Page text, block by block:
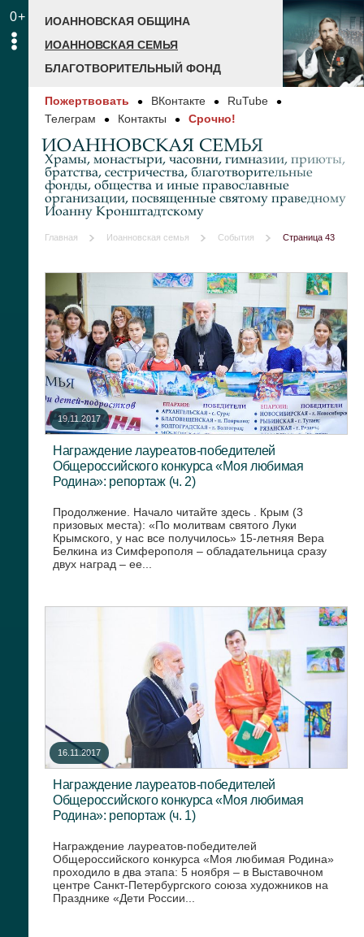
0+
ИОАННОВСКАЯ ОБЩИНА
ИОАННОВСКАЯ СЕМЬЯ
БЛАГОТВОРИТЕЛЬНЫЙ ФОНД
Пожертвовать ВКонтакте
RuTube
Телеграм
Контакты Срочно!
ИОАННОВСКАЯ СЕМЬЯ
Храмы, монастыри, часовни, гимназии, приюты,
братства, сестричества, благотворительные
фонды, общества и иные православные
организации, посвященные святому праведному
Иоанну Кронштадтскому
Главная Иоанновская семья События Страница 43
19.11.2017
Награждение лауреатов-победителей
Общероссийского конкурса «Моя любимая
Родина»: репортаж (ч. 2)
Продолжение. Начало читайте здесь . Крым (3
призовых места): «По молитвам святого Луки
Крымского, у нас все получилось» 15-летняя Вера
Белкина из Симферополя – обладательница сразу
двух наград – ее...
16.11.2017
Награждение лауреатов-победителей
Общероссийского конкурса «Моя любимая
Родина»: репортаж (ч. 1)
Награждение лауреатов-победителей
Общероссийского конкурса «Моя любимая Родина»
проходило в два этапа: 5 ноября – в Выставочном
центре Санкт-Петербургского союза художников на
Празднике «Дети России...